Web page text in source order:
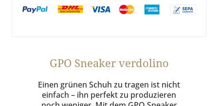
GPO Sneaker verdolino
Einen grünen Schuh zu tragen ist nicht
einfach – ihn perfekt zu produzieren